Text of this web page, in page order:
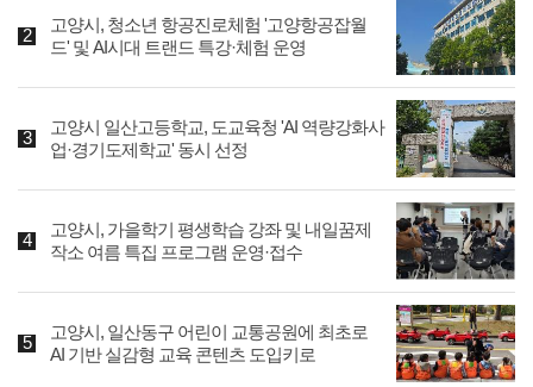
고양시, 청소년 항공진로체험 '고양항공잡월
드' 및 AI시대 트랜드 특강·체험 운영
고양시 일산고등학교, 도교육청 'AI 역량강화사
업·경기도제학교' 동시 선정
고양시, 가을학기 평생학습 강좌 및 내일꿈제
작소 여름 특집 프로그램 운영·접수
고양시, 일산동구 어린이 교통공원에 최초로
AI 기반 실감형 교육 콘텐츠 도입키로